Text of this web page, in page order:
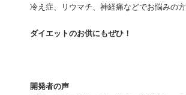
冷え症、リウマチ、神経痛などでお悩みの方
ダイエットのお供にもぜひ！
開発者の声